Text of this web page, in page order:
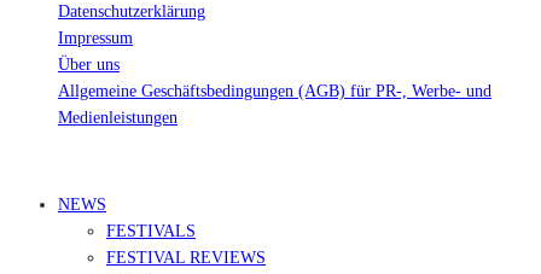
Datenschutzerklärung
Impressum
Über uns
Allgemeine Geschäftsbedingungen (AGB) für PR-, Werbe- und
Medienleistungen
NEWS
FESTIVALS
FESTIVAL REVIEWS